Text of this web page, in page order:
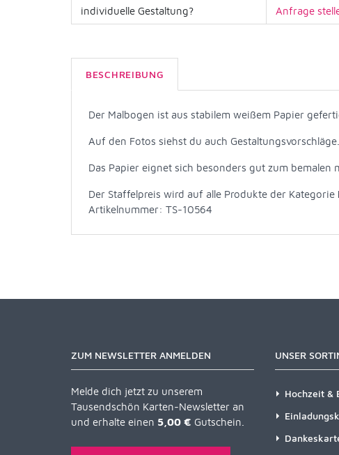
individuelle Gestaltung? Anfrage
BESCHREIBUNG
Der Malbogen ist aus stabilem weißem Papier
Auf den Fotos siehst du auch Gestaltungsvorschläge.
Das Papier eignet sich besonders gut zum
Der Staffelpreis wird auf alle Produkte der Kategorie
Artikelnummer: TS-10564
ZUM NEWSLETTER ANMELDEN
Melde dich jetzt zu unserem
Tausendschön Karten-Newsletter an
und erhalte einen 5,00 € Gutschein.
UNSER
Hochzeit &